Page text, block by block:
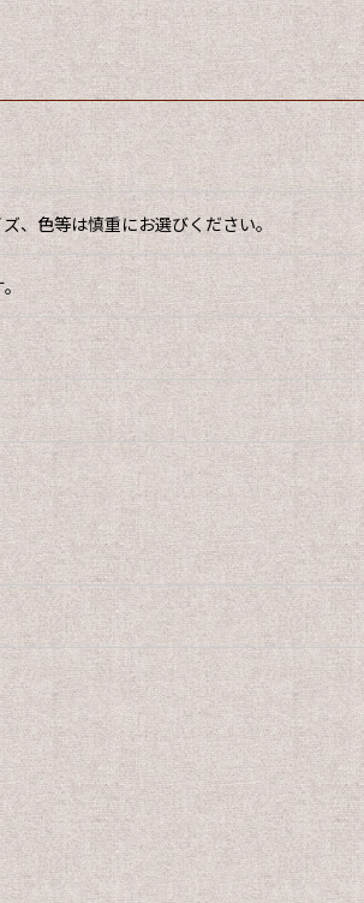
、色等は慎重にお選びください。